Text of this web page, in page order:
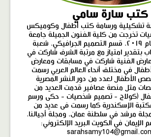
كتب سارة سامي
تشكيلية ورسامة كتب أطفال وكوميكس
تخرجت من كلية الفنون الجميلة جامعة
الإسكندرية عام ٢٠١٩، قسم التصميم الجرافيكي، شعبة
بتقدير امتياز مع مرتبة الشرف شاركت في
الفنية شاركت في مسابقات ومعارض
في مختلف أنحاء العالم العربي رسمت
الأطفال لعدد من دور النشر المصرية
مثل منصة عصافير قدمت العديد من
(كولاج - تصميم شخصيات - حكى ورسم
الإسكندرية كما رسمت فى عديد من
مرشد في سلطنة عمان، ومجلة أجيالنا،
الإيمان في الكويت البريد الإلكتروني: